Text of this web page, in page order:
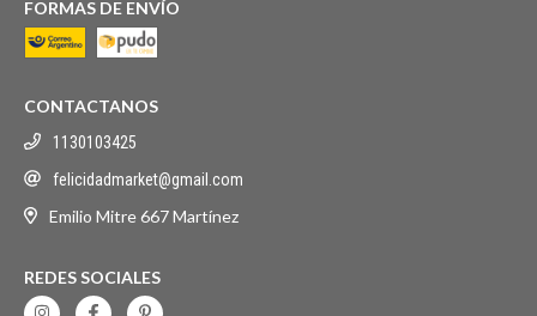
FORMAS DE ENVÍO
CONTACTANOS
1130103425
felicidadmarket@gmail.com
Emilio Mitre 667 Martínez
REDES SOCIALES